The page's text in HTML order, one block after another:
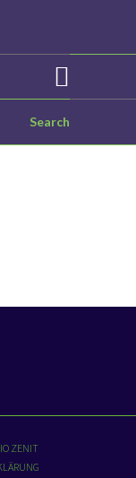
ZENIT